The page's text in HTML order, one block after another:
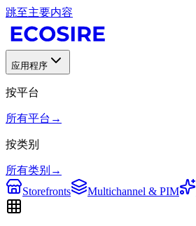
跳至主要内容
应用程序
按平台
所有平台 →
按类别
所有类别 →
Storefronts
Multichannel & PIM